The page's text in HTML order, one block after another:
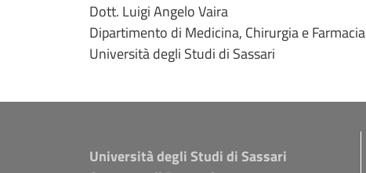
Dott. Luigi Angelo Vaira
Dipartimento di Medicina, Chirurgia e Farmacia
Università degli Studi di Sassari
Università degli Studi di Sassari